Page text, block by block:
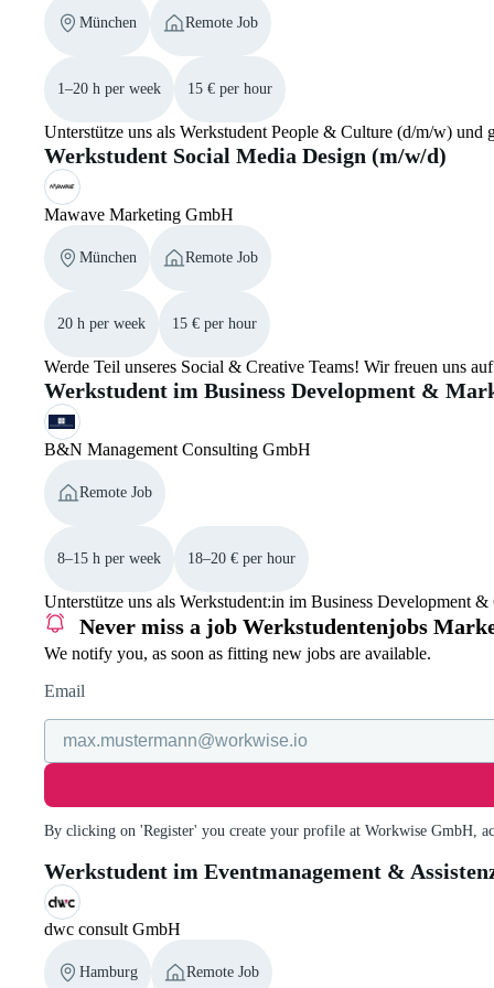
München Remote Job
1–20 h per week 15 € per hour
Unterstütze uns als Werkstudent People & Culture (d/m/w)
Werkstudent Social Media Design (m/w/d)
Mawave Marketing GmbH
München Remote Job
20 h per week 15 € per hour
Werde Teil unseres Social & Creative Teams! Wir freuen uns
Werkstudent im Business Development &
B&N Management Consulting GmbH
Remote Job
8–15 h per week 18–20 € per hour
Unterstütze uns als Werkstudent:in im Business Development
Never miss a job Werkstudentenjobs
We notify you, as soon as fitting new jobs are available.
Email
By clicking on 'Register' you create your profile at Workwise GmbH,
Werkstudent im Eventmanagement &
dwc consult GmbH
Hamburg Remote Job